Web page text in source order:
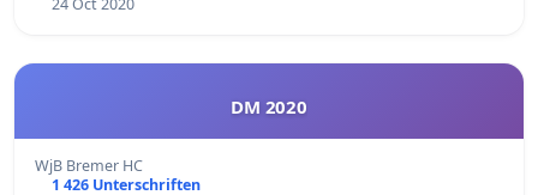
DM 2020
WjB Bremer HC
1 426 Unterschriften